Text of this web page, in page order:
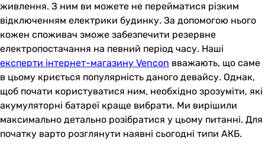
живлення. З ним ви можете не перейматися різким
відключенням електрики будинку. За допомогою нього
кожен споживач зможе забезпечити резервне
електропостачання на певний період часу. Наші
експерти інтернет-магазину Vencon вважають, що саме
в цьому криється популярність даного девайсу. Однак,
щоб почати користуватися ним, необхідно зрозуміти, які
акумуляторні батареї краще вибрати. Ми вирішили
максимально детально розібратися у цьому питанні. Для
початку варто розглянути наявні сьогодні типи АКБ.